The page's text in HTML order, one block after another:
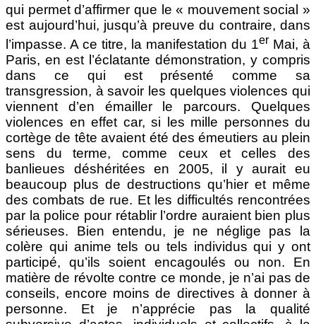
qui permet d’affirmer que le « mouvement social »
est aujourd’hui, jusqu’à preuve du contraire, dans
l’impasse. A ce titre, la manifestation du 1er Mai, à
Paris, en est l’éclatante démonstration, y compris
dans ce qui est présenté comme sa
transgression, à savoir les quelques violences qui
viennent d’en émailler le parcours. Quelques
violences en effet car, si les mille personnes du
cortège de tête avaient été des émeutiers au plein
sens du terme, comme ceux et celles des
banlieues déshéritées en 2005, il y aurait eu
beaucoup plus de destructions qu’hier et même
des combats de rue. Et les difficultés rencontrées
par la police pour rétablir l’ordre auraient bien plus
sérieuses. Bien entendu, je ne néglige pas la
colère qui anime tels ou tels individus qui y ont
participé, qu’ils soient encagoulés ou non. En
matière de révolte contre ce monde, je n’ai pas de
conseils, encore moins de directives à donner à
personne. Et je n’apprécie pas la qualité